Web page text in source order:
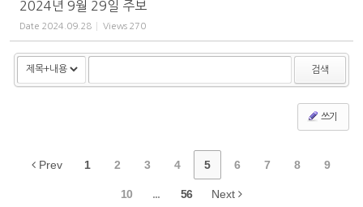
2024년 9월 29일 주보
Date 2024.09.28 Views 270
검색
쓰기
Prev 1 2 3 4 5 6 7 8 9
10 ... 56 Next